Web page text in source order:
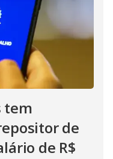
tem
de
de R$